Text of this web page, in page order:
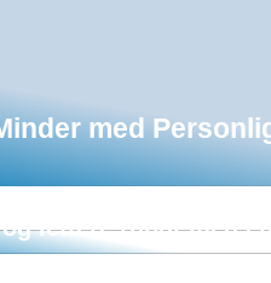
med
lettere rundt med